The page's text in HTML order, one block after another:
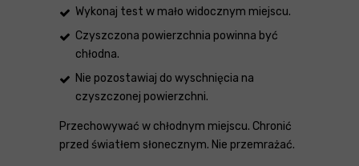
Wykonaj test w mało widocznym miejscu.
Czyszczona powierzchnia powinna być
chłodna.
Nie pozostawiaj do wyschnięcia na
czyszczonej powierzchni.
Przechowywać w chłodnym miejscu. Chronić
przed światłem słonecznym. Nie przemrażać.